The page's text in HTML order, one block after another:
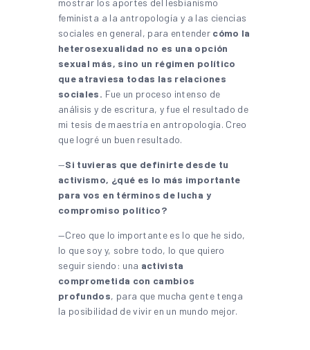
mostrar los aportes del lesbianismo
feminista a la antropología y a las ciencias
sociales en general, para entender cómo la
heterosexualidad no es una opción
sexual más, sino un régimen político
que atraviesa todas las relaciones
sociales. Fue un proceso intenso de
análisis y de escritura, y fue el resultado de
mi tesis de maestría en antropología. Creo
que logré un buen resultado.
—Si tuvieras que definirte desde tu
activismo, ¿qué es lo más importante
para vos en términos de lucha y
compromiso político?
—Creo que lo importante es lo que he sido,
lo que soy y, sobre todo, lo que quiero
seguir siendo: una activista
comprometida con cambios
profundos, para que mucha gente tenga
la posibilidad de vivir en un mundo mejor.